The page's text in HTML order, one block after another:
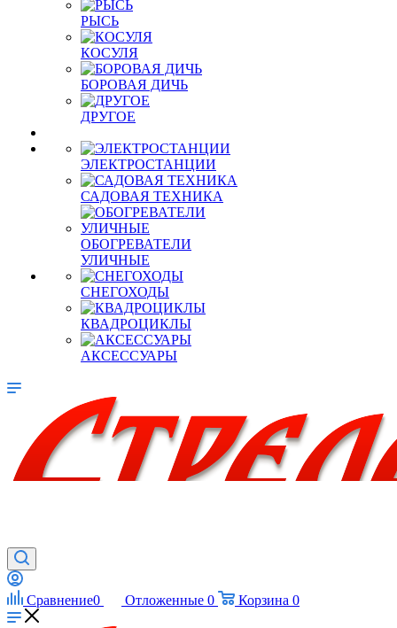
РЫСЬ
КОСУЛЯ
БОРОВАЯ ДИЧЬ
ДРУГОЕ
ЭЛЕКТРОСТАНЦИИ
САДОВАЯ ТЕХНИКА
ОБОГРЕВАТЕЛИ
УЛИЧНЫЕ
СНЕГОХОДЫ
КВАДРОЦИКЛЫ
АКСЕССУАРЫ
Сравнение0 Отложенные 0 Корзина 0